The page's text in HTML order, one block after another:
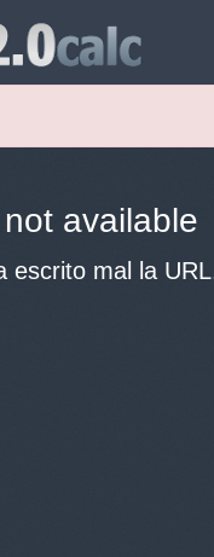
available
escrito mal la